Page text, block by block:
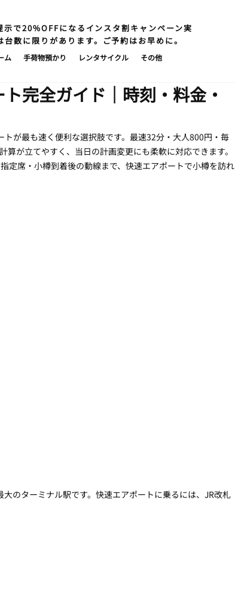
示で20%OFFになるインスタ割キャンペーン実
台数に限りがあります。ご予約はお早めに。
ム 手荷物預かり レンタサイクル その他
完全ガイド｜時刻・料金・
が最も速く便利な選択肢です。最速32分・大人800円・毎
が立てやすく、当日の計画変更にも柔軟に対応できます。
定席・小樽到着後の動線まで、快速エアポートで小樽を訪れ
のターミナル駅です。快速エアポートに乗るには、JR改札